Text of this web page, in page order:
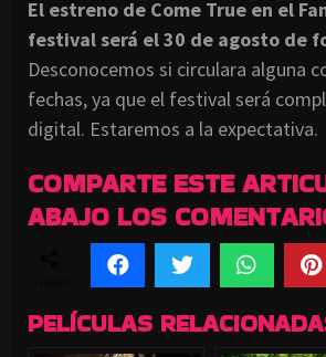
El estreno de Come True en el
festival será el 30 de agosto de
Desconocemos si circulara alguna
fechas, ya que el festival será
digital. Estaremos a la expectativa.
COMPARTE ESTE
ABAJO LOS
PELÍCULAS